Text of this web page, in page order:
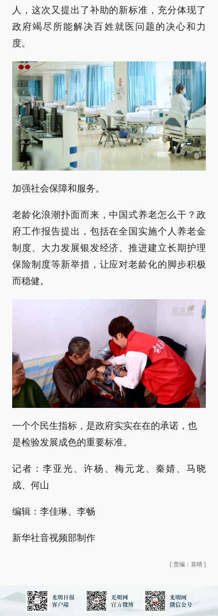
人，这次又提出了补助的新标准，充分体现了
政府竭尽所能解决百姓就医问题的决心和力
度。
加强社会保障和服务。
老龄化浪潮扑面而来，中国式养老怎么干？政
府工作报告提出，包括在全国实施个人养老金
制度、大力发展银发经济、推进建立长期护理
保险制度等新举措，让应对老龄化的脚步积极
而稳健。
一个个民生指标，是政府实实在在的承诺，也
是检验发展成色的重要标准。
记者：李亚光、许杨、梅元龙、秦婧、马晓
成、何山
编辑：李佳琳、李畅
新华社音视频部制作
[ 责编：袁晴 ]